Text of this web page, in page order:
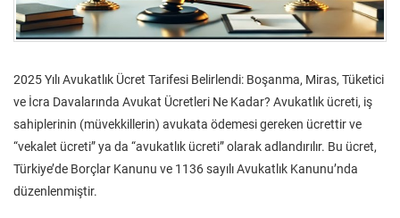
2025 Yılı Avukatlık Ücret Tarifesi Belirlendi: Boşanma, Miras, Tüketici
ve İcra Davalarında Avukat Ücretleri Ne Kadar? Avukatlık ücreti, iş
sahiplerinin (müvekkillerin) avukata ödemesi gereken ücrettir ve
“vekalet ücreti” ya da “avukatlık ücreti” olarak adlandırılır. Bu ücret,
Türkiye’de Borçlar Kanunu ve 1136 sayılı Avukatlık Kanunu’nda
düzenlenmiştir.